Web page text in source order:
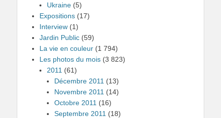
Ukraine (5)
Expositions (17)
Interview (1)
Jardin Public (59)
La vie en couleur (1 794)
Les photos du mois (3 823)
2011 (61)
Décembre 2011 (13)
Novembre 2011 (14)
Octobre 2011 (16)
Septembre 2011 (18)